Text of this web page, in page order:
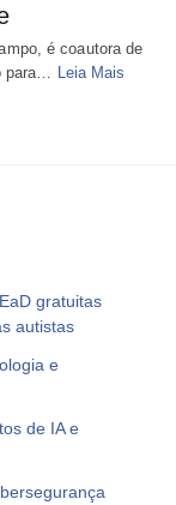
é coautora de
para…
Leia Mais
gratuitas
autistas
e
de IA e